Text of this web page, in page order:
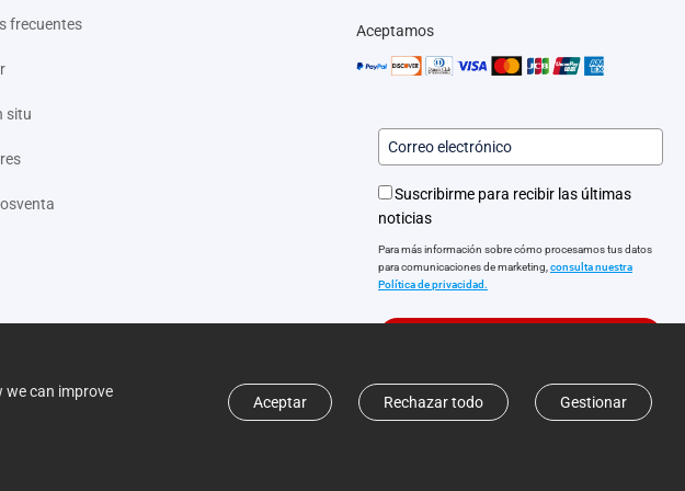
frecuentes
situ
Aceptamos
Suscribirme para recibir las últimas
noticias
Para más información sobre cómo procesamos tus datos
para comunicaciones de marketing, consulta nuestra
Política de privacidad.
we can improve
Gestionar
Rechazar todo
Aceptar